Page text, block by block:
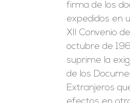
firma de los
expedidos en
XII Convenio
octubre de
suprime la
de los
Extranjeros